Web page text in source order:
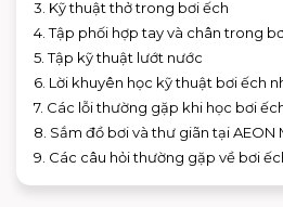
3. Kỹ thuật thở trong bơi ếch
4. Tập phối hợp tay và chân trong
5. Tập kỹ thuật lướt nước
6. Lời khuyên học kỹ thuật bơi ếch
7. Các lỗi thường gặp khi học bơi
8. Sắm đồ bơi và thư giãn tại AEON
9. Các câu hỏi thường gặp về bơi